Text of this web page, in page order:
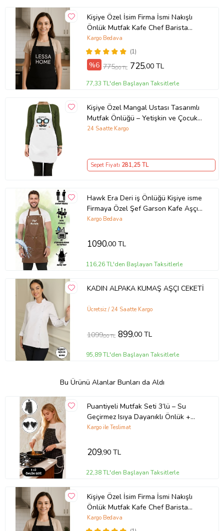
Kişiye Özel İsim Firma İsmi Nakışlı
Önlük Mutfak Kafe Chef Barista
Garson Kuaför Önlüğü Siyah (Düz
Siyah)
(1)
Kargo Bedava
%6 775,00 TL 725,00 TL
77,33 TL'den Başlayan Taksitlerle
Kişiye Özel Mangal Ustası Tasarımlı
Mutfak Önlüğü – Yetişkin ve Çocuk
Boy Seçenekli
24 Saatte Kargo
Sepet Fiyatı 281,25 TL
Hawk Era Deri iş Önlüğü Kişiye isme
Firmaya Özel Şef Garson Kafe Aşçı
Mutfak Barista Kuaför
Kargo Bedava
1090,00 TL
116,26 TL'den Başlayan Taksitlerle
KADIN ALPAKA KUMAŞ AŞÇI CEKETİ
Ücretsiz / 24 Saatte Kargo
1099,00 TL 899,00 TL
95,89 TL'den Başlayan Taksitlerle
Bu Ürünü Alanlar Bunları da Aldı
Puantiyeli Mutfak Seti 3’lü – Su
Geçirmez Isıya Dayanıklı Önlük +
Eldiven + Tutacak (Siyah)
Kargo ile Teslimat
209,90 TL
22,38 TL'den Başlayan Taksitlerle
Kişiye Özel İsim Firma İsmi Nakışlı
Önlük Mutfak Kafe Chef Barista
Garson Kuaför Önlüğü Siyah (Düz
Siyah)
Kargo Bedava